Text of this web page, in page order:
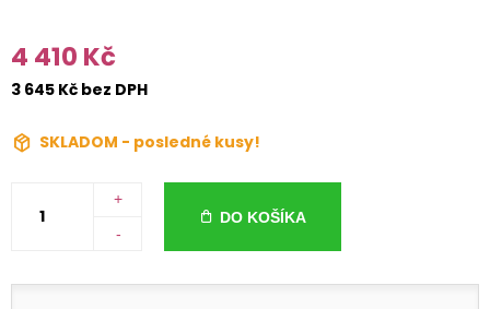
4 410 Kč
3 645 Kč bez DPH
SKLADOM - posledné kusy!
+
-
DO KOŠÍKA